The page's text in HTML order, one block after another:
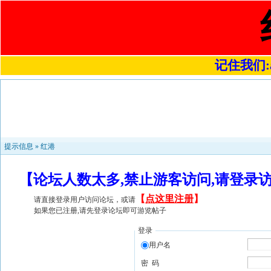
记住我们
提示信息 » 红港
【论坛人数太多,禁止游客访问,请登
请直接登录用户访问论坛，或请 【 点这里注册】
如果您已注册,请先登录论坛即可游览帖子
登录
用户名
密 码